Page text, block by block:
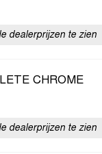
dealerprijzen te zien
CHROME
dealerprijzen te zien